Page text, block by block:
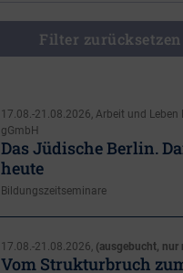
Filter zurücksetzen
17.08.-21.08.2026, Arbeit und Leben
gGmbH
Das Jüdische Berlin.
heute
Bildungszeitseminare
17.08.-21.08.2026, (ausgebucht, nur
Vom Strukturbruch